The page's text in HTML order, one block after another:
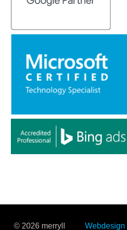
© 2026 merryll Webdesign